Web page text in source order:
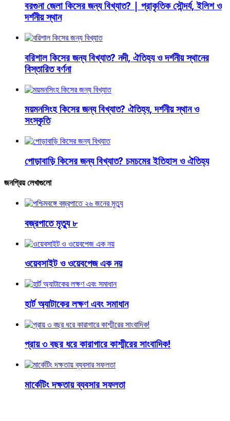
বরগুনা জেলা কিসের জন্য বিখ্যাত? | প্রাকৃতিক সৌন্দর্য, ইলিশ ও
দর্শনীয় স্থান
বরিশাল কিসের জন্য বিখ্যাত? নদী, ঐতিহ্য ও দর্শনীয় স্থানের
বিস্তারিত বর্ণনা
ময়মনসিংহ কিসের জন্য বিখ্যাত? ঐতিহ্য, দর্শনীয় স্থান ও
সংস্কৃতি
পোড়াবাড়ি কিসের জন্য বিখ্যাত? চমচমের ইতিহাস ও ঐতিহ্য
জনপ্রিয় লেখাগুলো
বজ্রপাতে মৃত্যু ৮
ওয়েবসাইট ও ওয়েবপেজ এক নয়
হার্ট অ্যাটাকের লক্ষণ এবং সমাধান
প্রায় ৩ বছর ধরে কারাগারে কাশ্মীরের সাংবাদিক!
মার্কেটিং দক্ষতায় ব্যবসার সফলতা